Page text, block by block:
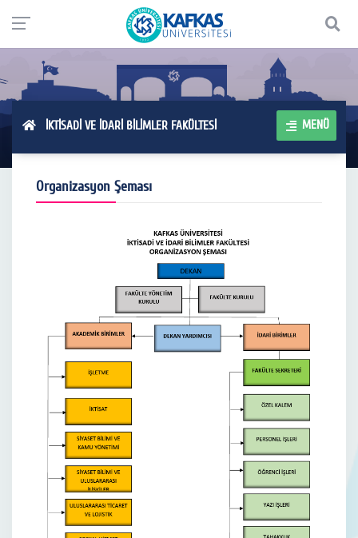
İKTİSADİ VE İDARİ BİLİMLER FAKÜLTESİ MENÜ
Organizasyon Şeması